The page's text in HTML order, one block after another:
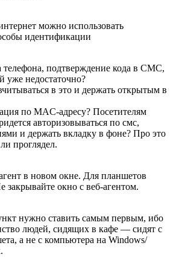
можно использовать
идентификации
телефона, подтверждение кода в СМС,
уже недостаточно?
в это и держать открытым в
по MAC-адресу? Посетителям
авторизовываться по смс,
и держать вкладку в фоне? Про это
проглядел.
в новом окне. Для планшетов
закрывайте окно с веб-агентом.
нужно ставить самым первым, ибо
людей, сидящих в кафе — сидят с
а не с компьютера на Windows/